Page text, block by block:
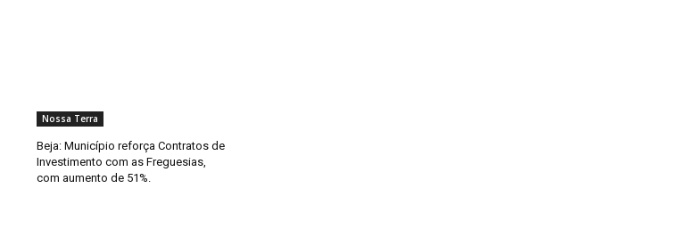
Nossa Terra
Beja: Município reforça Contratos de
Investimento com as Freguesias,
com aumento de 51%.